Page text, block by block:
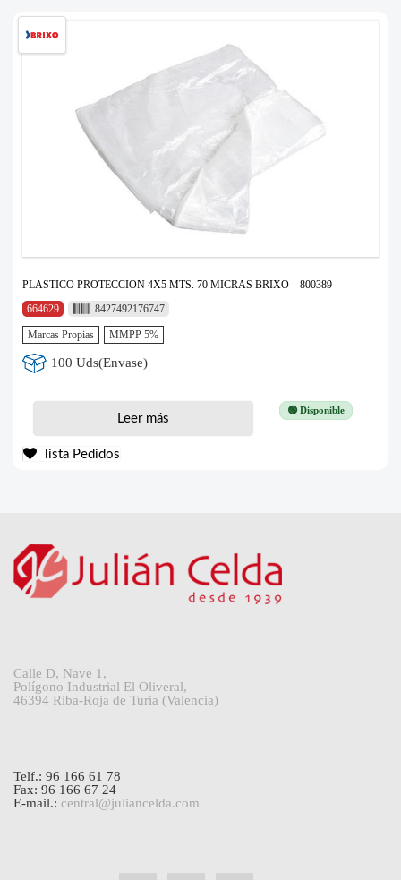
PLASTICO PROTECCION 4X5 MTS. 70 MICRAS BRIXO – 800389
664629
8427492176747
Marcas Propias MMPP 5%
100 Uds(Envase)
🟢 Disponible
Leer más
lista Pedidos
Calle D, Nave 1,
Polígono Industrial El Oliveral,
46394 Riba-Roja de Turia (Valencia)
Telf.: 96 166 61 78
Fax: 96 166 67 24
E-mail.: central@juliancelda.com